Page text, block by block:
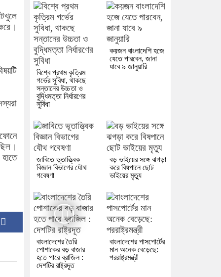
বিশ্বে প্রথম কৃত্রিম
গর্ভের সুবিধা, থাকছে
সন্তানের উচ্চতা ও
বুদ্ধিমত্তা নির্ধারণের
সুবিধা
কয়জন বাংলাদেশি হজে
যেতে পারবেন, জানা
যাবে ৯ জানুয়ারি
জাবিতে ভূতাত্ত্বিক
বিজ্ঞান বিভাগের যৌথ
গবেষণা
বড় ভাইয়ের সঙ্গে ঝগড়া
করে বিষপানে ছোট
ভাইয়ের মৃত্যু
বাংলাদেশের তৈরি
পোশাকের বড় বাজার
হতে পারে ব্রাজিল :
দেশটির রাষ্ট্রদূত
বাংলাদেশের পাসপোর্টের
মান অনেক বেড়েছে:
পররাষ্ট্রমন্ত্রী